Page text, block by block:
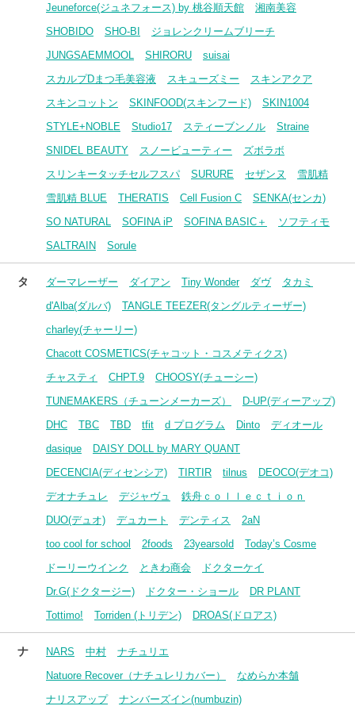
Jeuneforce(ジュネフォース) by 桃谷順天館
湘南美容
SHOBIDO
SHO-BI
ジョレンクリームブリーチ
JUNGSAEMMOOL
SHIRORU
suisai
スカルプDまつ毛美容液
スキューズミー
スキンアクア
スキンコットン
SKINFOOD(スキンフード)
SKIN1004
STYLE+NOBLE
Studio17 スティーブンノル
Straine
SNIDEL BEAUTY
スノービューティー
ズボラボ
スリンキータッチセルフスパ
SURURE セザンヌ
雪肌精
雪肌精 BLUE
THERATIS Cell Fusion C
SENKA(センカ)
SO NATURAL
SOFINA iP SOFINA BASIC＋
ソフティモ
SALTRAIN
Sorule
タ ダーマレーザー ダイアン Tiny Wonder ダヴ
タカミ
d'Alba(ダルバ)
TANGLE TEEZER(タングルティーザー)
charley(チャーリー)
Chacott COSMETICS(チャコット・コスメティクス)
チャスティ
CHPT.9
CHOOSY(チューシー)
TUNEMAKERS（チューンメーカーズ）
D-UP(ディーアップ)
DHC
TBC TBD tfit d プログラム Dinto
ディオール
dasique
DAISY DOLL by MARY QUANT
DECENCIA(ディセンシア)
TIRTIR tilnus
DEOCO(デオコ)
デオナチュレ
デジャヴュ
鉄舟ｃｏｌｌｅｃｔｉｏｎ
DUO(デュオ)
デュカート デンティス
2aN
too cool for school
2foods 23yearsold
Today’s Cosme
ドーリーウインク
ときわ商会
ドクターケイ
Dr.G(ドクタージー)
ドクター・ショール
DR PLANT
Tottimo!
Torriden (トリデン) DROAS(ドロアス)
ナ NARS 中村
ナチュリエ
Natuore Recover（ナチュレリカバー）
なめらか本舗
ナリスアップ
ナンバーズイン(numbuzin)